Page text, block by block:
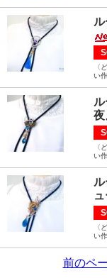
〈
い
夜
〈
い
〈
い
前のペ